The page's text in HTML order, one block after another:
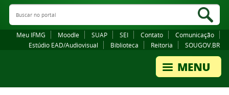
Buscar no portal
Meu IFMG Moodle SUAP SEI Contato
Comunicação
Estúdio EAD/Audiovisual
Biblioteca Reitoria SOUGOV.BR